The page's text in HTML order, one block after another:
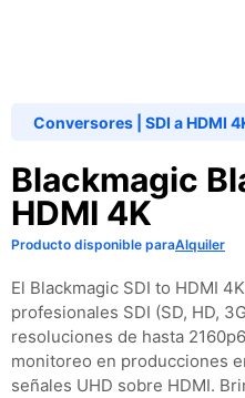
Conversores SDI a HDMI
Blackmagic
HDMI 4K
Producto disponible paraAlquiler
El Blackmagic SDI to HDMI
profesionales SDI (SD, HD,
resoluciones de hasta
monitoreo en producciones
señales UHD sobre HDMI.